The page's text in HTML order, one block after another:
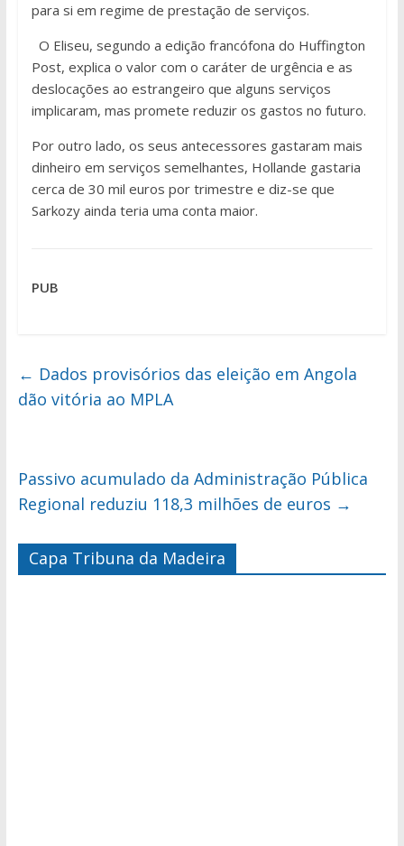
para si em regime de prestação de serviços.
O Eliseu, segundo a edição francófona do Huffington
Post, explica o valor com o caráter de urgência e as
deslocações ao estrangeiro que alguns serviços
implicaram, mas promete reduzir os gastos no futuro.
Por outro lado, os seus antecessores gastaram mais
dinheiro em serviços semelhantes, Hollande gastaria
cerca de 30 mil euros por trimestre e diz-se que
Sarkozy ainda teria uma conta maior.
PUB
← Dados provisórios das eleição em Angola
dão vitória ao MPLA
Passivo acumulado da Administração Pública
Regional reduziu 118,3 milhões de euros →
Capa Tribuna da Madeira